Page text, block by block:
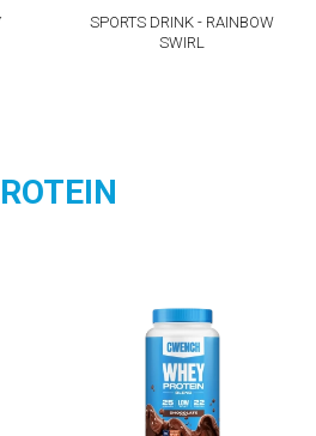
SPORTS DRINK - RAINBOW
SWIRL